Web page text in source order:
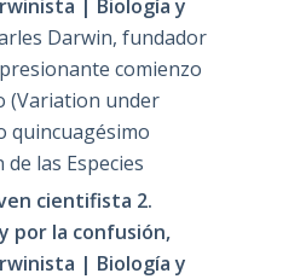
| Biología y
Darwin, fundador
comienzo
(Variation under
quincuagésimo
las Especies
cientifista 2.
por la confusión,
| Biología y